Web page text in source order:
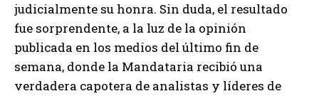
judicialmente su honra. Sin duda, el resultado
fue sorprendente, a la luz de la opinión
publicada en los medios del último fin de
semana, donde la Mandataria recibió una
verdadera capotera de analistas y líderes de